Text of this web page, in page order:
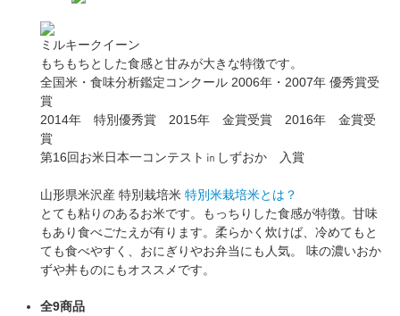
ミルキークイーン
もちもちとした食感と甘みが大きな特徴です。
全国米・食味分析鑑定コンクール 2006年・2007年 優秀賞受
賞
2014年 特別優秀賞 2015年 金賞受賞 2016年 金賞受
賞
第16回お米日本一コンテスト㏌しずおか 入賞
山形県米沢産 特別栽培米 特別米栽培米とは？
とても粘りのあるお米です。もっちりした食感が特徴。甘味
もあり食べごたえが有ります。柔らかく炊けば、冷めてもと
ても食べやすく、おにぎりやお弁当にも人気。 味の濃いおか
ずや丼ものにもオススメです。
全9商品